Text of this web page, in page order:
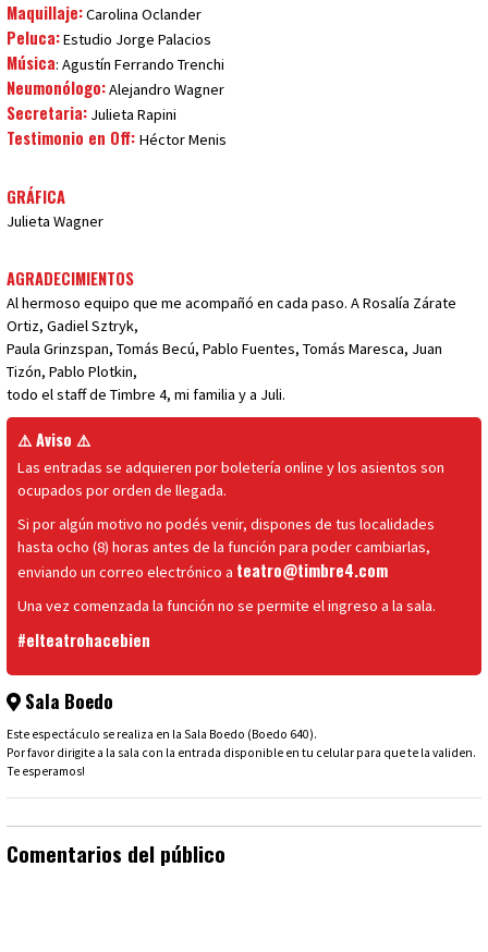
Maquillaje:Carolina Oclander
Peluca:Estudio Jorge Palacios
Música: Agustín Ferrando Trenchi
Neumonólogo:Alejandro Wagner
Secretaria: Julieta Rapini
Testimonio en Off: Héctor Menis
GRÁFICA
Julieta Wagner
AGRADECIMIENTOS
Al hermoso equipo que me acompañó en cada paso. A Rosalía Zárate
Ortiz, Gadiel Sztryk,
Paula Grinzspan, Tomás Becú, Pablo Fuentes, Tomás Maresca, Juan
Tizón, Pablo Plotkin,
todo el staff de Timbre 4, mi familia y a Juli.
⚠️ Aviso ⚠️
Las entradas se adquieren por boletería online y los asientos son
ocupados por orden de llegada.
Si por algún motivo no podés venir, dispones de tus localidades
hasta ocho (8) horas antes de la función para poder cambiarlas,
enviando un correo electrónico a teatro@timbre4.com
Una vez comenzada la función no se permite el ingreso a la sala.
#elteatrohacebien
Sala Boedo
Este espectáculo se realiza en la Sala Boedo (Boedo 640).
Por favor dirigite a la sala con la entrada disponible en tu celular para que te la validen.
Te esperamos!
Comentarios del público